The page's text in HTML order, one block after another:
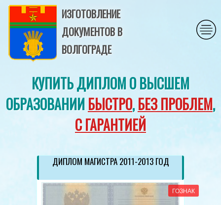
ИЗГОТОВЛЕНИЕ
ДОКУМЕНТОВ В
ВОЛГОГРАДЕ
КУПИТЬ ДИПЛОМ О ВЫСШЕМ
ОБРАЗОВАНИИБЫСТРО,БЕЗ ПРОБЛЕМ,
С ГАРАНТИЕЙ
ДИПЛОМ МАГИСТРА 2011-2013 ГОД
ГОЗНАК